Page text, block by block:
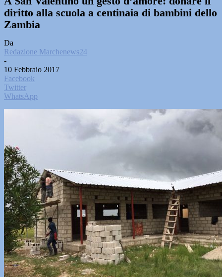
diritto alla scuola a centinaia di bambini dello
Zambia
Da
Redazione Marchenews24
-
10 Febbraio 2017
Facebook
Twitter
WhatsApp